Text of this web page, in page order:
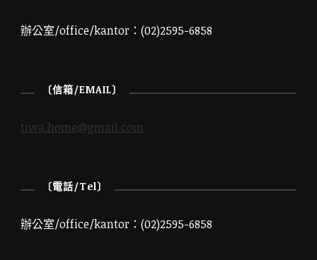
辦公室/office/kantor：(02)2595-6858
〔信箱/EMAIL〕
tiwa.home@gmail.com
〔電話/Tel〕
辦公室/office/kantor：(02)2595-6858